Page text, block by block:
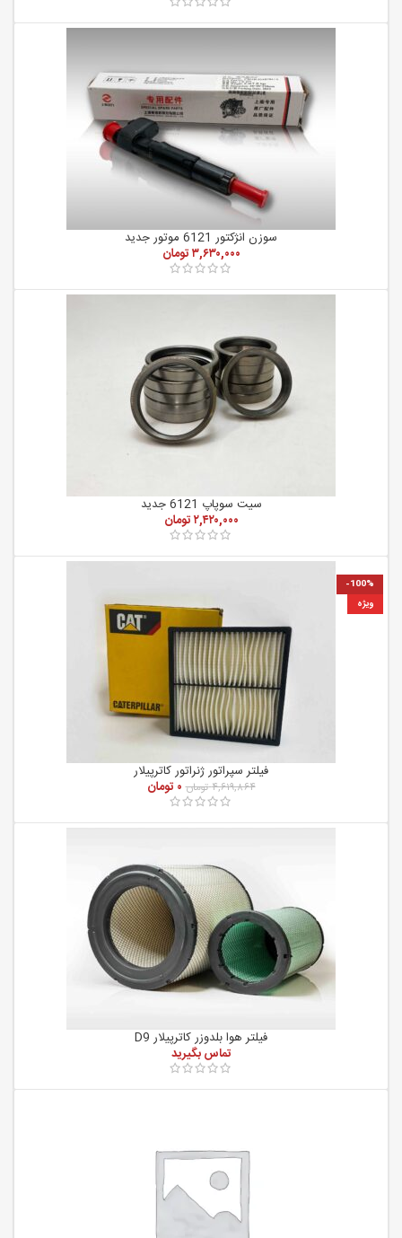
سوزن انژکتور 6121 موتور جدید
۳,۶۳۰,۰۰۰تومان
سیت سوپاپ 6121 جدید
۲,۴۲۰,۰۰۰تومان
-100%
ویژه
فیلتر سپراتور ژنراتور کاترپیلار
۴,۶۱۹,۸۶۴تومان ۰ تومان
فیلتر هوا بلدوزر کاترپیلار D9